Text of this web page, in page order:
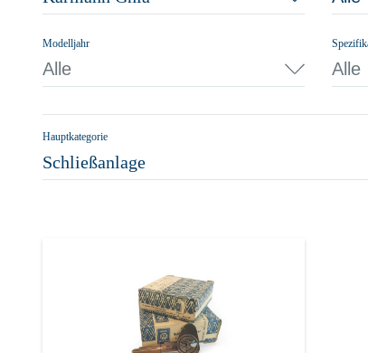
Modelljahr
Alle Alle
Hauptkategorie
Schließanlage